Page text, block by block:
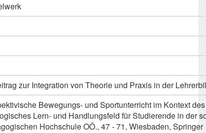
zur Integration von Theorie und Praxis in der
Bewegungs- und Sportunterricht im Kontext
Lern- und Handlungsfeld für Studierende in der
Hochschule OÖ., 47 - 71, Wiesbaden, Springer